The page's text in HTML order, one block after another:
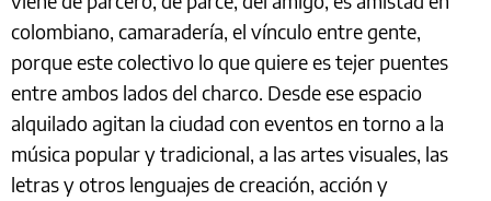
colombiano, camaradería, el vínculo entre gente,
porque este colectivo lo que quiere es tejer puentes
entre ambos lados del charco. Desde ese espacio
alquilado agitan la ciudad con eventos en torno a la
música popular y tradicional, a las artes visuales, las
letras y otros lenguajes de creación, acción y